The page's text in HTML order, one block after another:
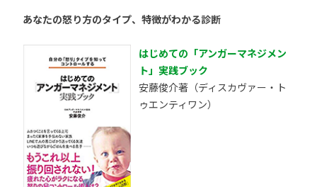
あなたの怒り方のタイプ、特徴がわかる診断
はじめての「アンガーマネジメン
ト」実践ブック
安藤俊介著（ディスカヴァー・ト
ゥエンティワン）